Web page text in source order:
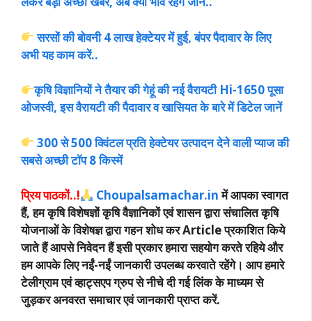
सरसों की बोवनी 4 लाख हेक्टेयर में हुई, बंपर पैदावार के लिए
अभी यह काम करें..
कृषि विज्ञानियों ने तैयार की गेहूं की नई वैरायटी Hi-1650 पूसा
ओजस्वी, इस वैरायटी की पैदावार व खासियत के बारे में डिटेल जानें
300 से 500 क्विंटल प्रति हेक्टेयर उत्पादन देने वाली प्याज की
सबसे अच्छी टॉप 8 किस्में
प्रिय पाठकों..! Choupalsamachar.inमें आपका स्वागत
हैं, हम कृषि विशेषज्ञों कृषि वैज्ञानिकों एवं शासन द्वारा संचालित कृषि
योजनाओं के विशेषज्ञ द्वारा गहन शोध कर Article प्रकाशित किये
जाते हैं आपसे निवेदन हैं इसी प्रकार हमारा सहयोग करते रहिये और
हम आपके लिए नईं-नईं जानकारी उपलब्ध करवाते रहेंगे। आप हमारे
टेलीग्राम एवं व्हाट्सएप ग्रुप से नीचे दी गई लिंक के माध्यम से
जुड़कर अनवरत समाचार एवं जानकारी प्राप्त करें.